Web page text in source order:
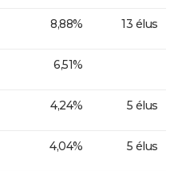
8,88% 13 élus
6,51%
4,24% 5 élus
4,04% 5 élus